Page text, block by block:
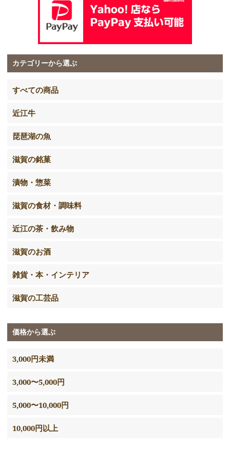
カテゴリーから選ぶ
すべての商品
近江牛
琵琶湖の魚
滋賀の銘菓
漬物・惣菜
滋賀の食材・調味料
近江の茶・飲み物
滋賀のお酒
雑貨・本・インテリア
滋賀の工芸品
価格から選ぶ
3,000円未満
3,000〜5,000円
5,000〜10,000円
10,000円以上